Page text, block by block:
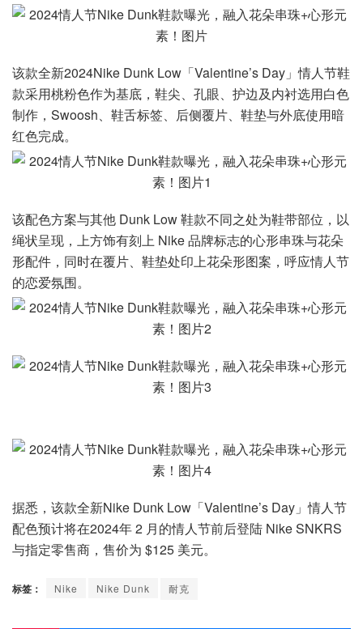
该款全新2024Nike Dunk Low「Valentine’s Day」情人节鞋
款采用桃粉色作为基底，鞋尖、孔眼、护边及内衬选用白色
制作，Swoosh、鞋舌标签、后侧覆片、鞋垫与外底使用暗
红色完成。
该配色方案与其他 Dunk Low 鞋款不同之处为鞋带部位，以
绳状呈现，上方饰有刻上 Nike 品牌标志的心形串珠与花朵
形配件，同时在覆片、鞋垫处印上花朵形图案，呼应情人节
的恋爱氛围。
据悉，该款全新Nike Dunk Low「Valentine’s Day」情人节
配色预计将在2024年 2 月的情人节前后登陆 Nike SNKRS
与指定零售商，售价为 $125 美元。
标签： Nike Nike Dunk 耐克